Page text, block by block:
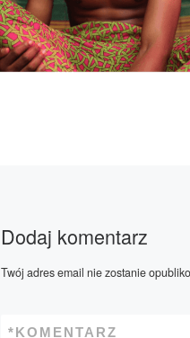
Dodaj komentarz
Twój adres email nie zostanie
KOMENTARZ
*